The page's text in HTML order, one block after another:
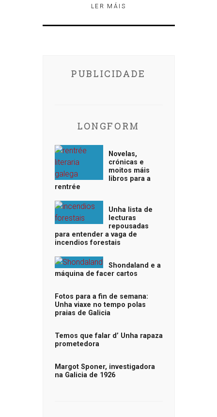
LER MÁIS
PUBLICIDADE
LONGFORM
Novelas,
crónicas e
moitos máis
libros para a
rentrée
Unha lista de
lecturas
repousadas
para entender a vaga de
incendios forestais
Shondaland e a
máquina de facer cartos
Fotos para a fin de semana:
Unha viaxe no tempo polas
praias de Galicia
Temos que falar d’ Unha rapaza
prometedora
Margot Sponer, investigadora
na Galicia de 1926